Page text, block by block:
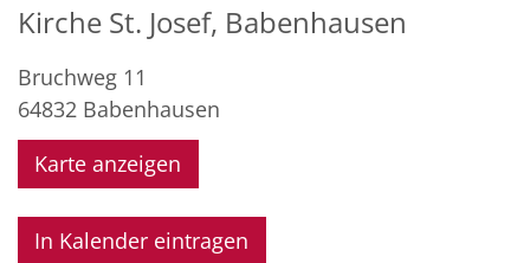
Kirche St. Josef, Babenhausen
Bruchweg 11
64832 Babenhausen
Karte anzeigen
In Kalender eintragen